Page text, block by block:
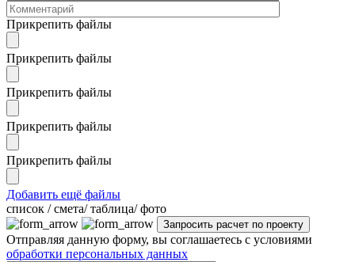
Прикрепить файлы
Прикрепить файлы
Прикрепить файлы
Прикрепить файлы
Прикрепить файлы
Добавить ещё файлы
cписок / смета/ таблица/ фото
Отправляя данную форму, вы соглашаетесь с условиями
обработки персональных данных